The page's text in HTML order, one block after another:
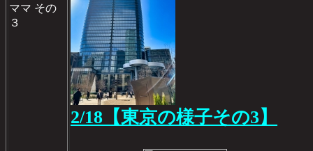
ママ その
３
2/18【東京の様子その3】